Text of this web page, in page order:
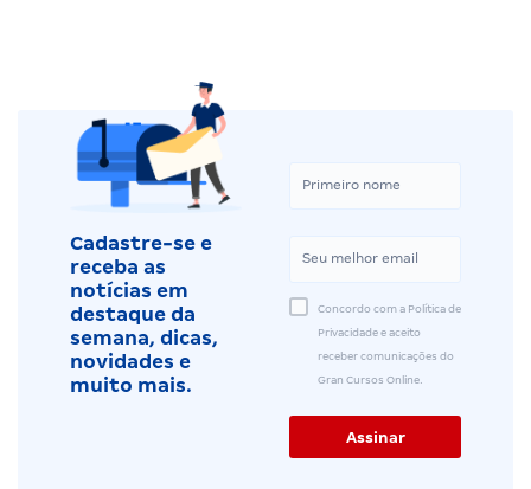
Cadastre-se e
receba as
notícias em
destaque da
semana, dicas,
novidades e
muito mais.
Concordo com a Política de
Privacidade e aceito
receber comunicações do
Gran Cursos Online.